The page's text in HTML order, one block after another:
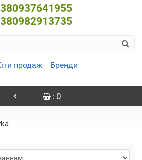
продаж
Бренди
: 0